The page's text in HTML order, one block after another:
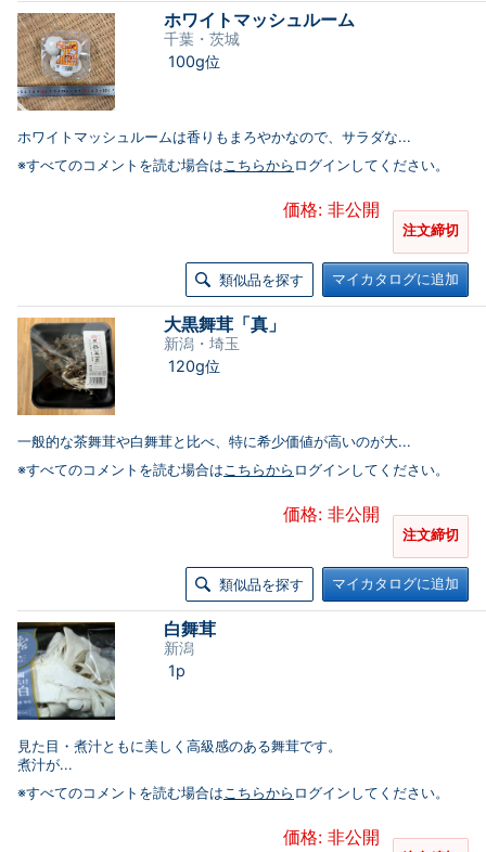
ホワイトマッシュルーム
千葉・茨城
100g位
ホワイトマッシュルームは香りもまろやかなので、サラダな...
※すべてのコメントを読む場合はこちらから ログインしてください。
価格: 非公開
注文締切
類似品を探す マイカタログに追加
大黒舞茸「真」
新潟・埼玉
120g位
一般的な茶舞茸や白舞茸と比べ、特に希少価値が高いのが大...
※すべてのコメントを読む場合はこちらから ログインしてください。
価格: 非公開
注文締切
類似品を探す マイカタログに追加
白舞茸
新潟
1p
見た目・煮汁ともに美しく高級感のある舞茸です。
煮汁が...
※すべてのコメントを読む場合はこちらから ログインしてください。
価格: 非公開